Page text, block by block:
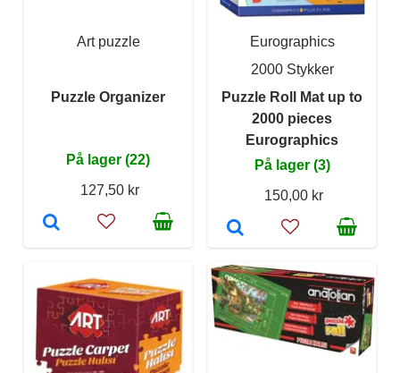
Art puzzle
Puzzle Organizer
På lager (22)
127,50 kr
Eurographics
2000 Stykker
Puzzle Roll Mat up to
2000 pieces
Eurographics
På lager (3)
150,00 kr